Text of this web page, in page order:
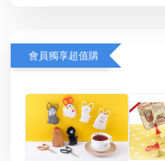
會員獨享超值購